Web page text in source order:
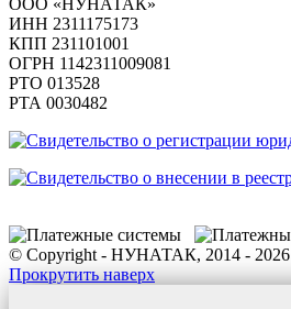
ИНН 2311175173
КПП 231101001
ОГРН 1142311009081
PTO 013528
РТА 0030482
© Copyright - НУНАТАК, 2014 - 2026
Прокрутить наверх